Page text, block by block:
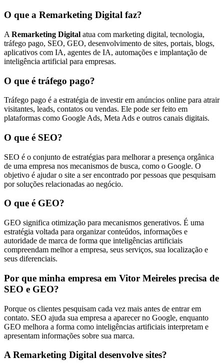
O que a Remarketing Digital faz?
A Remarketing Digital atua com marketing digital, tecnologia,
tráfego pago, SEO, GEO, desenvolvimento de sites, portais, blogs,
aplicativos com IA, agentes de IA, automações e implantação de
inteligência artificial para empresas.
O que é tráfego pago?
Tráfego pago é a estratégia de investir em anúncios online para atrair
visitantes, leads, contatos ou vendas. Ele pode ser feito em
plataformas como Google Ads, Meta Ads e outros canais digitais.
O que é SEO?
SEO é o conjunto de estratégias para melhorar a presença orgânica
de uma empresa nos mecanismos de busca, como o Google. O
objetivo é ajudar o site a ser encontrado por pessoas que pesquisam
por soluções relacionadas ao negócio.
O que é GEO?
GEO significa otimização para mecanismos generativos. É uma
estratégia voltada para organizar conteúdos, informações e
autoridade de marca de forma que inteligências artificiais
compreendam melhor a empresa, seus serviços, sua localização e
seus diferenciais.
Por que minha empresa em Vitor Meireles precisa de
SEO e GEO?
Porque os clientes pesquisam cada vez mais antes de entrar em
contato. SEO ajuda sua empresa a aparecer no Google, enquanto
GEO melhora a forma como inteligências artificiais interpretam e
apresentam informações sobre sua marca.
A Remarketing Digital desenvolve sites?